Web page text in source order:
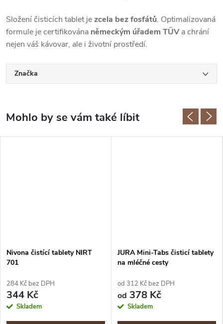
Složení čisticích tablet jezcela bez fosfátů. Optimalizovaná
formule je certifikována německým úřadem TÜVa chrání
nejen váš kávovar, ale i životní prostředí.
Značka
Nivona čistící tablety NIRT
701
284 Kč bez DPH
344 Kč
Skladem
JURA Mini-Tabs čisticí tablety
na mléčné cesty
od 312 Kč bez DPH
od 378 Kč
Skladem